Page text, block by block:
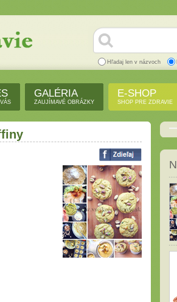
Hľadaj len v názvoch
GALÉRIA
ZAUJÍMAVÉ OBRÁZKY
E-SHOP
SHOP PRE ZDRAVIE